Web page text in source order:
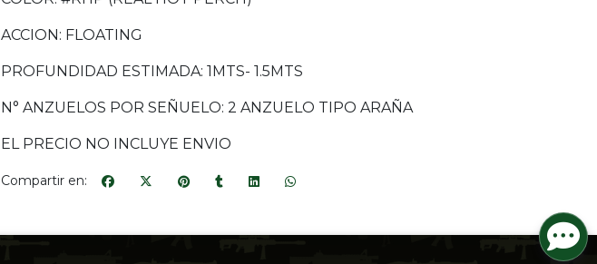
ACCION: FLOATING
PROFUNDIDAD ESTIMADA: 1MTS- 1.5MTS
N° ANZUELOS POR SEÑUELO: 2 ANZUELO TIPO ARAÑA
EL PRECIO NO INCLUYE ENVIO
Compartir en: